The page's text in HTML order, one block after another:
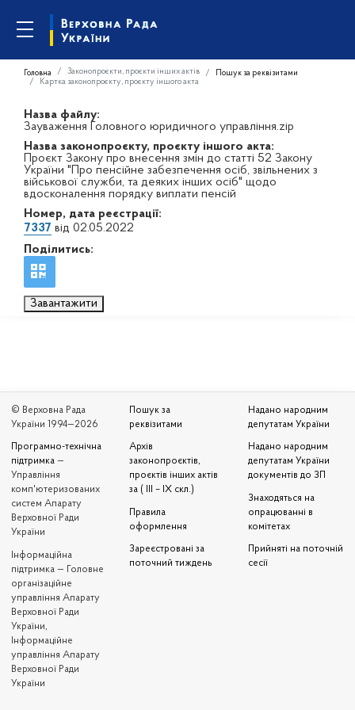
Головна Законопроєкти, проєкти інших актів
Пошук за реквізитами
Картка законопроєкту, проєкту іншого акта
Назва файлу:
Зауваження Головного юридичного управління.zip
Назва законопроєкту, проєкту іншого акта:
Проєкт Закону про внесення змін до статті 52 Закону
України "Про пенсійне забезпечення осіб, звільнених з
військової служби, та деяких інших осіб" щодо
вдосконалення порядку виплати пенсій
Номер, дата реєстрації:
7337 від 02.05.2022
Поділитись:
Завантажити
© Верховна Рада
України 1994—2026
Програмно-технічна
підтримка —
Управління
комп'ютеризованих
систем Апарату
Верховної Ради
України
Iнформаційна
підтримка — Головне
організаційне
управління Апарату
Верховної Ради
України,
Інформаційне
управління Апарату
Верховної Ради
України
Пошук за
реквізитами
Архів
законопроєктів,
проєктів інших актів
за ( III – IX скл.)
Правила
оформлення
Зареєстровані за
поточний тиждень
Надано народним
депутатам України
Надано народним
депутатам України
документів до ЗП
Знаходяться на
опрацюванні в
комітетах
Прийняті на поточній
сесії